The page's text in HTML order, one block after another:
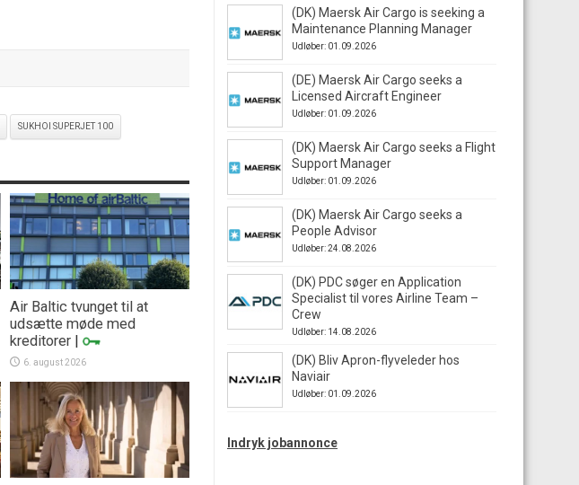
SUKHOI SUPERJET 100
Air Baltic tvunget til at
udsætte møde med
kreditorer |
6. august 2026
(DK) Maersk Air Cargo is seeking a
Maintenance Planning Manager
Udløber: 01.09.2026
(DE) Maersk Air Cargo seeks a
Licensed Aircraft Engineer
Udløber: 01.09.2026
(DK) Maersk Air Cargo seeks a Flight
Support Manager
Udløber: 01.09.2026
(DK) Maersk Air Cargo seeks a
People Advisor
Udløber: 24.08.2026
(DK) PDC søger en Application
Specialist til vores Airline Team –
Crew
Udløber: 14.08.2026
(DK) Bliv Apron-flyveleder hos
Naviair
Udløber: 01.09.2026
Indryk jobannonce